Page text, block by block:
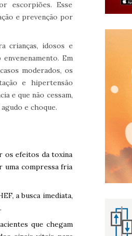
escorpiões. Esse
e prevenção por
crianças, idosos e
Em
moderados, os
e hipertensão
e que não cessam,
e choque.
os efeitos da toxina
uma compressa fria
a busca imediata,
que chegam